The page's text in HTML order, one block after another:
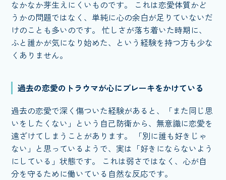
なかなか芽生えにくいものです。 これは恋愛体質かど
うかの問題ではなく、単純に心の余白が足りていないだ
けのことも多いのです。 忙しさが落ち着いた時期に、
ふと誰かが気になり始めた、という経験を持つ方も少な
くありません。
過去の恋愛のトラウマが心にブレーキをかけている
過去の恋愛で深く傷ついた経験があると、「また同じ思
いをしたくない」という自己防衛から、無意識に恋愛を
遠ざけてしまうことがあります。 「別に誰も好きじゃ
ない」と思っているようで、実は「好きにならないよう
にしている」状態です。 これは弱さではなく、心が自
分を守るために働いている自然な反応です。